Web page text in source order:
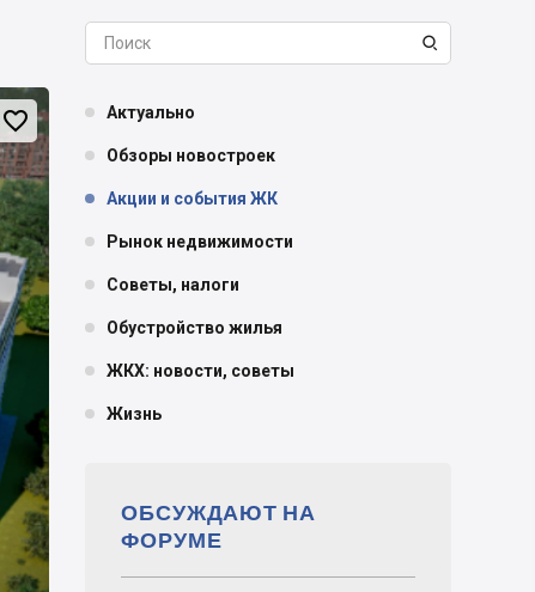


Актуально
Обзоры новостроек
Акции и события ЖК
Рынок недвижимости
Советы, налоги
Обустройство жилья
ЖКХ: новости, советы
Жизнь
ОБСУЖДАЮТ НА
ФОРУМЕ